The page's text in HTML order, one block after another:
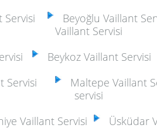
Servisi
Beyoğlu Vaillant
Vaillant Servisi
Beykoz Vaillant Servisi
Servisi
Maltepe Vaillant
servisi
Vaillant Servisi
Üsküdar